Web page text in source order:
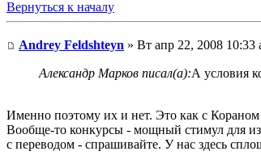
Вернуться к началу
Andrey Feldshteyn » Вт апр 22, 2008 10:33
Александр Марков писал(а):А условия
Именно поэтому их и нет. Это как с Кораном
Вообще-то конкурсы - мощный стимул для
с переводом - спрашивайте. У нас здесь